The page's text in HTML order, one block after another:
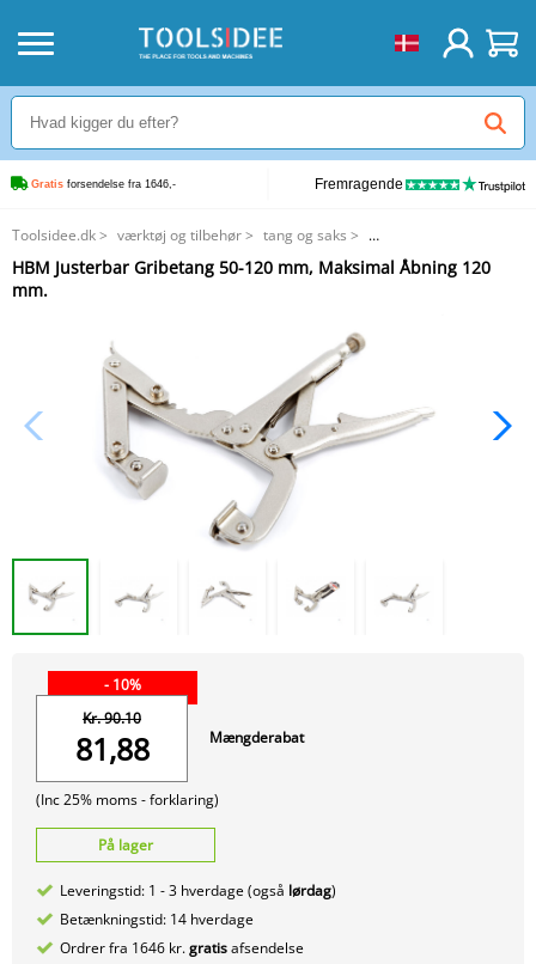
Gratis forsendelse fra 1646,- Fremragende
Toolsidee.dk> værktøj og tilbehør> tang og saks >
HBM Justerbar Gribetang 50-120 mm, Maksimal Åbning 120 mm.
HBM Justerbar Gribetang 50-120 mm, Maksimal Åbning 120
mm.
- 10%
Kr. 90.10
81,88
(Inc 25% moms -forklaring)
Mængderabat
På lager
Leveringstid: 1 - 3 hverdage (også lørdag)
Betænkningstid: 14 hverdage
Ordrer fra 1646 kr.gratisafsendelse